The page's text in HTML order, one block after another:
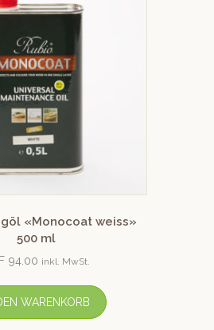
«Monocoat weiss»
500 ml
94.00 inkl. MwSt.
WARENKORB